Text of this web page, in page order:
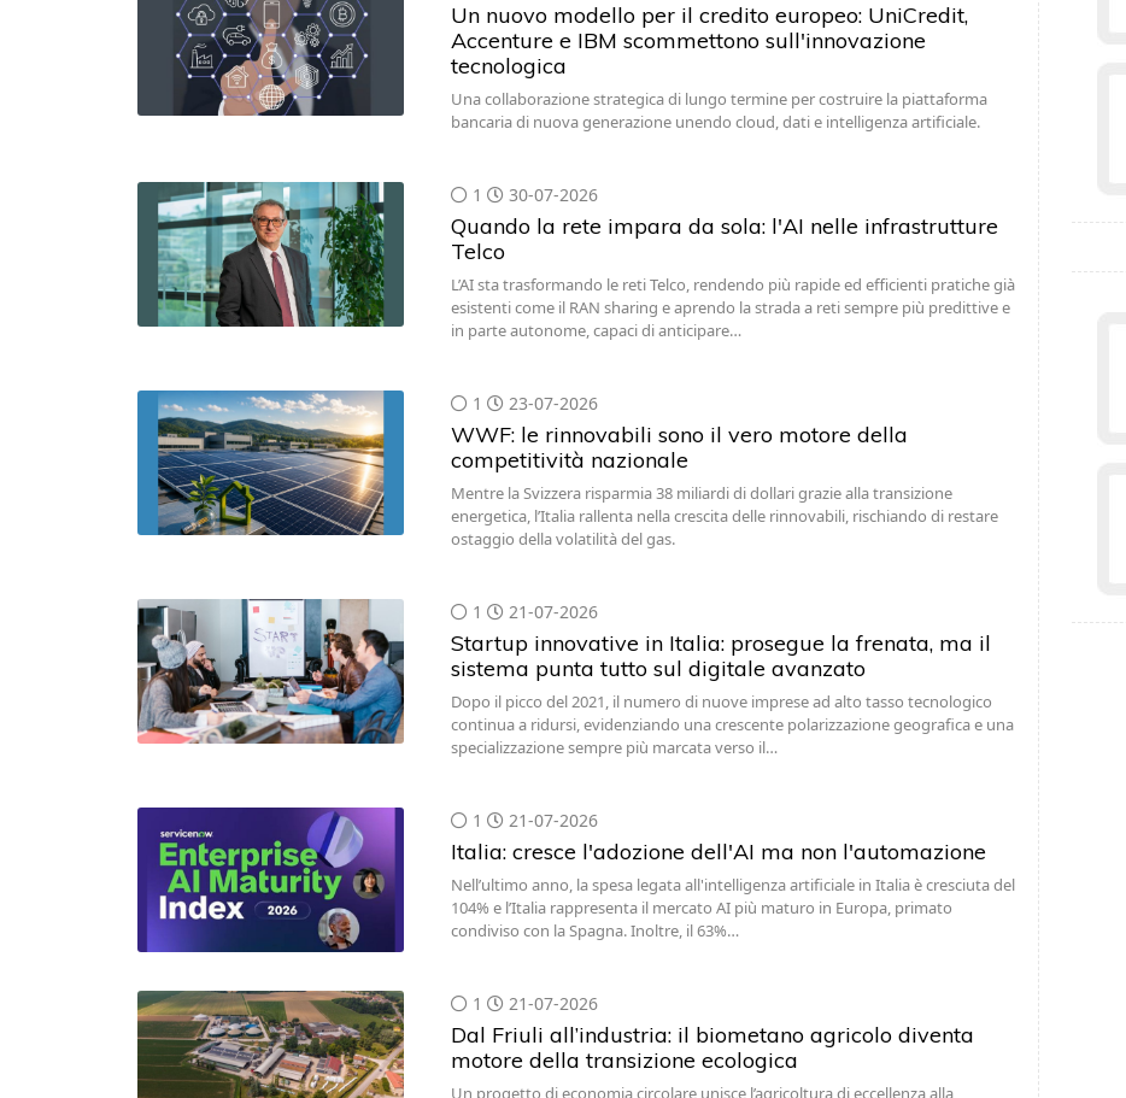
Un nuovo modello per il credito europeo: UniCredit,
Accenture e IBM scommettono sull'innovazione
tecnologica
Una collaborazione strategica di lungo termine per costruire la piattaforma
bancaria di nuova generazione unendo cloud, dati e intelligenza artificiale.
1 30-07-2026
Quando la rete impara da sola: l'AI nelle infrastrutture
Telco
L’AI sta trasformando le reti Telco, rendendo più rapide ed efficienti pratiche già
esistenti come il RAN sharing e aprendo la strada a reti sempre più predittive e
in parte autonome, capaci di anticipare…
1 23-07-2026
WWF: le rinnovabili sono il vero motore della
competitività nazionale
Mentre la Svizzera risparmia 38 miliardi di dollari grazie alla transizione
energetica, l’Italia rallenta nella crescita delle rinnovabili, rischiando di restare
ostaggio della volatilità del gas.
1 21-07-2026
Startup innovative in Italia: prosegue la frenata, ma il
sistema punta tutto sul digitale avanzato
Dopo il picco del 2021, il numero di nuove imprese ad alto tasso tecnologico
continua a ridursi, evidenziando una crescente polarizzazione geografica e una
specializzazione sempre più marcata verso il…
1 21-07-2026
Italia: cresce l'adozione dell'AI ma non l'automazione
Nell’ultimo anno, la spesa legata all'intelligenza artificiale in Italia è cresciuta del
104% e l’Italia rappresenta il mercato AI più maturo in Europa, primato
condiviso con la Spagna. Inoltre, il 63%…
1 21-07-2026
Dal Friuli all’industria: il biometano agricolo diventa
motore della transizione ecologica
Un progetto di economia circolare unisce l’agricoltura di eccellenza alla